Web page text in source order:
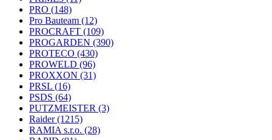
PRO (148)
Pro Bauteam (12)
PROCRAFT (109)
PROGARDEN (390)
PROTECO (430)
PROWELD (96)
PROXXON (31)
PRSL (16)
PSDS (64)
PUTZMEISTER (3)
Raider(1215)
RAMIA s.r.o. (28)